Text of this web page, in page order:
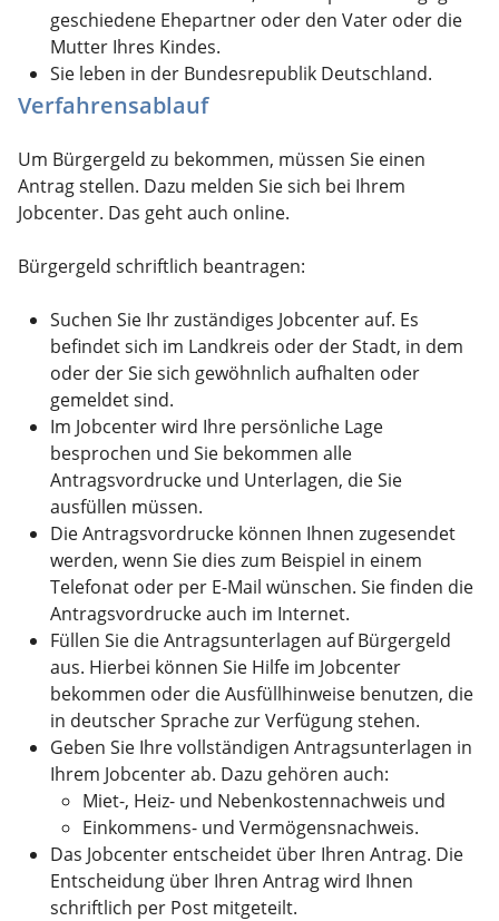
geschiedene Ehepartner oder den Vater oder die
Mutter Ihres Kindes.
Sie leben in der Bundesrepublik Deutschland.
Verfahrensablauf
Um Bürgergeld zu bekommen, müssen Sie einen
Antrag stellen. Dazu melden Sie sich bei Ihrem
Jobcenter. Das geht auch online.
Bürgergeld schriftlich beantragen:
Suchen Sie Ihr zuständiges Jobcenter auf. Es
befindet sich im Landkreis oder der Stadt, in dem
oder der Sie sich gewöhnlich aufhalten oder
gemeldet sind.
Im Jobcenter wird Ihre persönliche Lage
besprochen und Sie bekommen alle
Antragsvordrucke und Unterlagen, die Sie
ausfüllen müssen.
Die Antragsvordrucke können Ihnen zugesendet
werden, wenn Sie dies zum Beispiel in einem
Telefonat oder per E-Mail wünschen. Sie finden die
Antragsvordrucke auch im Internet.
Füllen Sie die Antragsunterlagen auf Bürgergeld
aus. Hierbei können Sie Hilfe im Jobcenter
bekommen oder die Ausfüllhinweise benutzen, die
in deutscher Sprache zur Verfügung stehen.
Geben Sie Ihre vollständigen Antragsunterlagen in
Ihrem Jobcenter ab. Dazu gehören auch:
Miet-, Heiz- und Nebenkostennachweis und
Einkommens- und Vermögensnachweis.
Das Jobcenter entscheidet über Ihren Antrag. Die
Entscheidung über Ihren Antrag wird Ihnen
schriftlich per Post mitgeteilt.